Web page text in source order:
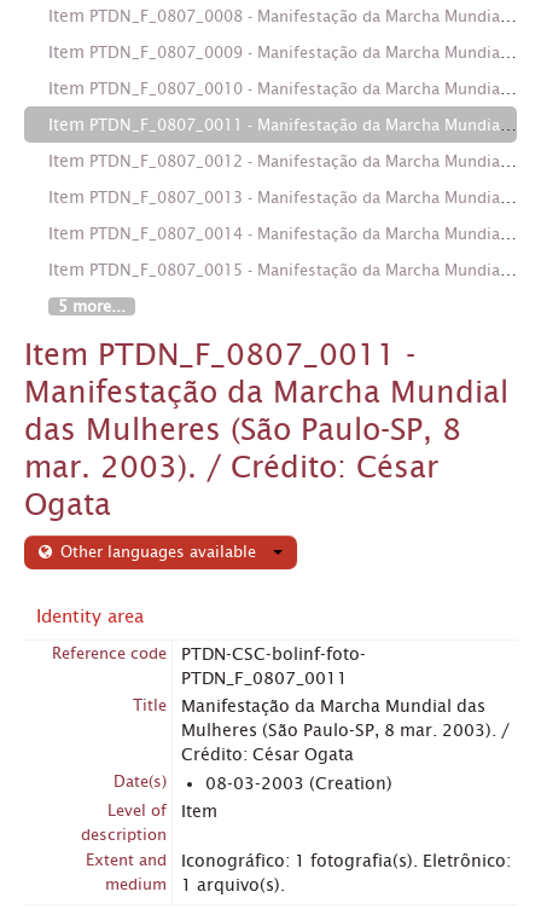
Item PTDN_F_0807_0008 - Manifestação da Marcha Mundial das Mulheres (São Paulo-SP, 8 mar. 2003). / Crédito: César Ogata
Item PTDN_F_0807_0009 - Manifestação da Marcha Mundial das Mulheres (São Paulo-SP, 8 mar. 2003). / Crédito: César Ogata
Item PTDN_F_0807_0010 - Manifestação da Marcha Mundial das Mulheres (São Paulo-SP, 8 mar. 2003). / Crédito: César Ogata
Item PTDN_F_0807_0011 - Manifestação da Marcha Mundial das Mulheres (São Paulo-SP, 8 mar. 2003). / Crédito: César Ogata
Item PTDN_F_0807_0012 - Manifestação da Marcha Mundial das Mulheres (São Paulo-SP, 8 mar. 2003). / Crédito: César Ogata
Item PTDN_F_0807_0013 - Manifestação da Marcha Mundial das Mulheres (São Paulo-SP, 8 mar. 2003). / Crédito: César Ogata
Item PTDN_F_0807_0014 - Manifestação da Marcha Mundial das Mulheres (São Paulo-SP, 8 mar. 2003). / Crédito: César Ogata
Item PTDN_F_0807_0015 - Manifestação da Marcha Mundial das Mulheres (São Paulo-SP, 8 mar. 2003). / Crédito: César Ogata
5 more...
Item PTDN_F_0807_0011 -
Manifestação da Marcha Mundial
das Mulheres (São Paulo-SP, 8
mar. 2003). / Crédito: César
Ogata
Other languages available
Identity area
Reference code
PTDN-CSC-bolinf-foto-
PTDN_F_0807_0011
Title
Manifestação da Marcha Mundial das
Mulheres (São Paulo-SP, 8 mar. 2003). /
Crédito: César Ogata
Date(s) 08-03-2003 (Creation)
Level of
description
Item
Extent and
medium
Iconográfico: 1 fotografia(s). Eletrônico:
1 arquivo(s).